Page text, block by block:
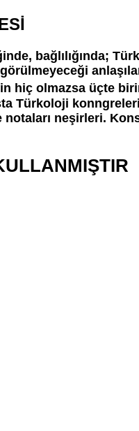
bağlılığında;
hiç olmazsa üçte
Türkoloji
neşirleri.